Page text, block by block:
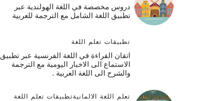
دروس مخصصة في اللغة الهولندية عبر
تطبيق اللغة الشامل مع الترجمة للعربية
تطبيقات تعلم اللغة
اتقان القراءة في اللغة الفرنسية عبر تطبيق
الاستماع الى الاخبار اليومية مع الترجمة
والشرح الى اللغة العربية .
تعلم اللغة الالمانيةتطبيقات تعلم اللغة